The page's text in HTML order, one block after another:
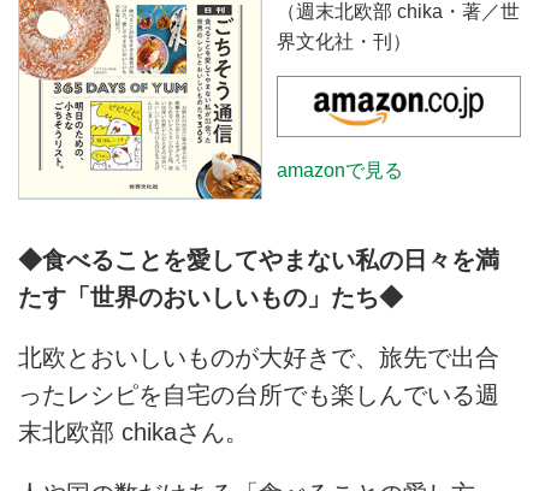
（週末北欧部 chika・著／世
界文化社・刊）
amazonで見る
◆食べることを愛してやまない私の日々を満
たす「世界のおいしいもの」たち◆
北欧とおいしいものが大好きで、旅先で出合
ったレシピを自宅の台所でも楽しんでいる週
末北欧部 chikaさん。